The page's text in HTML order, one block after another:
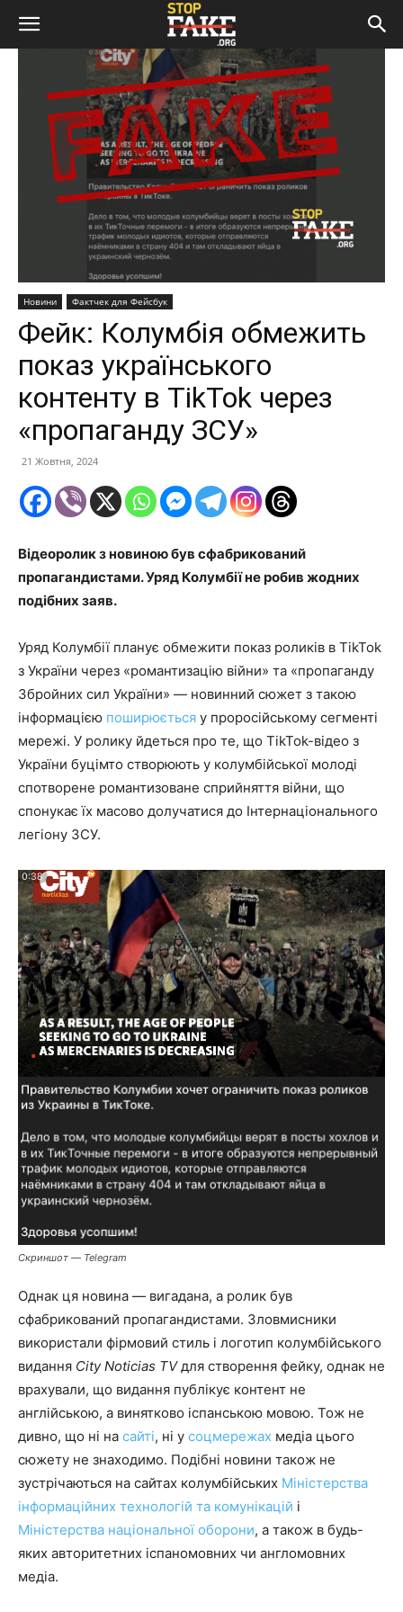
Новини Фактчек для Фейсбук
Фейк: Колумбія обмежить
показ українського
контенту в TikTok через
«пропаганду ЗСУ»
21 Жовтня, 2024
Відеоролик з новиною був сфабрикований
пропагандистами. Уряд Колумбії не робив жодних
подібних заяв.
Уряд Колумбії планує обмежити показ роликів в TikTok
з України через «романтизацію війни» та «пропаганду
Збройних сил України» — новинний сюжет з такою
інформацією поширюється у проросійському сегменті
мережі. У ролику йдеться про те, що TikTok-відео з
України буцімто створюють у колумбійської молоді
спотворене романтизоване сприйняття війни, що
спонукає їх масово долучатися до Інтернаціонального
легіону ЗСУ.
Скриншот — Telegram
Однак ця новина — вигадана, а ролик був
сфабрикований пропагандистами. Зловмисники
використали фірмовий стиль і логотип колумбійського
видання City Noticias TVдля створення фейку, однак не
врахували, що видання публікує контент не
англійською, а винятково іспанською мовою. Тож не
дивно, що ні на сайті, ні у соцмережах медіа цього
сюжету не знаходимо. Подібні новини також не
зустрічаються на сайтах колумбійських Міністерства
інформаційних технологій та комунікацій і
Міністерства національної оборони, а також в будь-
яких авторитетних іспаномовних чи англомовних
медіа.